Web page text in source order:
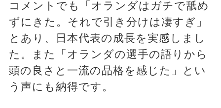
コメントでも「オランダはガチで舐め
ずにきた。それで引き分けは凄すぎ」
とあり、日本代表の成長を実感しまし
た。また「オランダの選手の語りから
頭の良さと一流の品格を感じた」とい
う声にも納得です。